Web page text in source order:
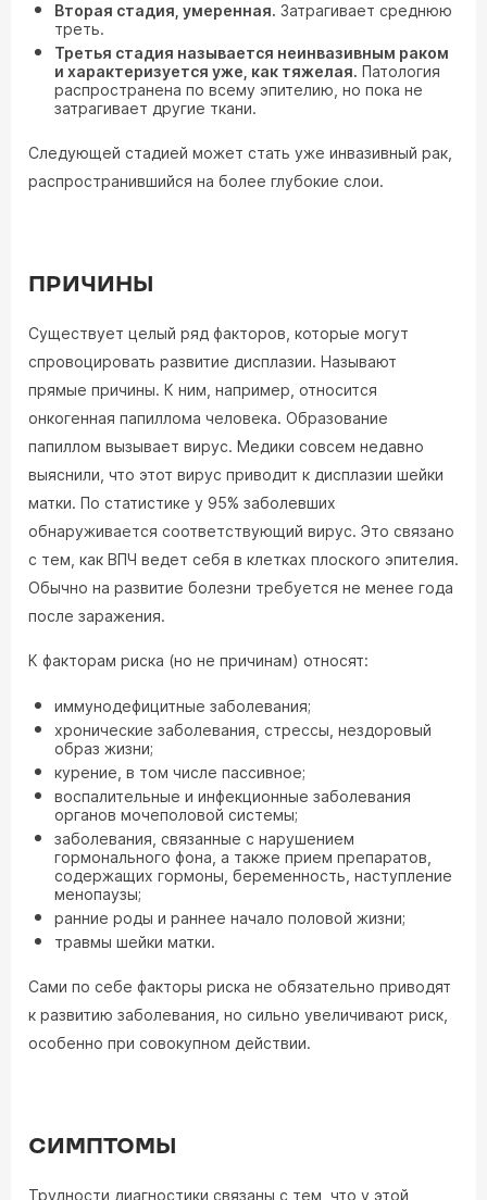
Вторая стадия, умеренная. Затрагивает среднюю
треть.
Третья стадия называется неинвазивным раком
и характеризуется уже, как тяжелая. Патология
распространена по всему эпителию, но пока не
затрагивает другие ткани.
Следующей стадией может стать уже инвазивный рак,
распространившийся на более глубокие слои.
ПРИЧИНЫ
Существует целый ряд факторов, которые могут
спровоцировать развитие дисплазии. Называют
прямые причины. К ним, например, относится
онкогенная папиллома человека. Образование
папиллом вызывает вирус. Медики совсем недавно
выяснили, что этот вирус приводит к дисплазии шейки
матки. По статистике у 95% заболевших
обнаруживается соответствующий вирус. Это связано
с тем, как ВПЧ ведет себя в клетках плоского эпителия.
Обычно на развитие болезни требуется не менее года
после заражения.
К факторам риска (но не причинам) относят:
иммунодефицитные заболевания;
хронические заболевания, стрессы, нездоровый
образ жизни;
курение, в том числе пассивное;
воспалительные и инфекционные заболевания
органов мочеполовой системы;
заболевания, связанные с нарушением
гормонального фона, а также прием препаратов,
содержащих гормоны, беременность, наступление
менопаузы;
ранние роды и раннее начало половой жизни;
травмы шейки матки.
Сами по себе факторы риска не обязательно приводят
к развитию заболевания, но сильно увеличивают риск,
особенно при совокупном действии.
СИМПТОМЫ
Трудности диагностики связаны с тем, что у этой